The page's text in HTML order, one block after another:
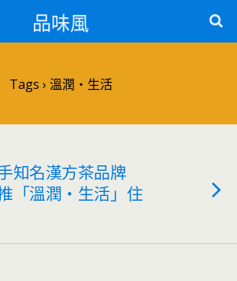
品味風
Tags › 溫潤‧生活
知名漢方茶品牌
「溫潤‧生活」住